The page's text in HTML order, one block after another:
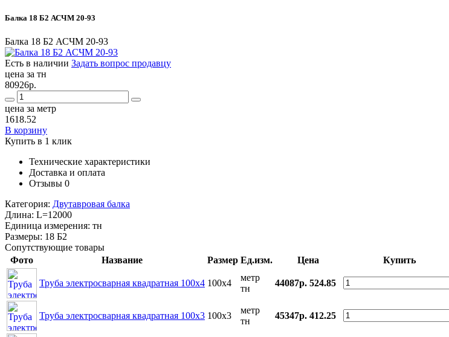
Балка 18 Б2 АСЧМ 20-93
Балка 18 Б2 АСЧМ 20-93
Есть в наличии Задать вопрос продавцу
цена за тн
80926р.
цена за метр
1618.52
В корзину
Купить в 1 клик
Технические характеристики
Доставка и оплата
Отзывы 0
Категория: Двутавровая балка
Длина: L=12000
Единица измерения: тн
Размеры: 18 Б2
Сопутствующие товары
Фото
Название Размер Ед.изм. Цена Купить
Труба электросварная квадратная 100x4 100x4
метр
тн
44087р. 524.85
Труба электросварная квадратная 100x3 100x3
метр
тн
45347р. 412.25